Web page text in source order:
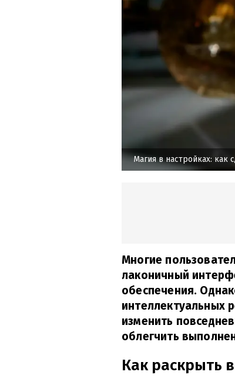
Магия в настройках:
Многие
лаконичный
обеспечения.
интеллектуальных
изменить
облегчить
Как раскрыть